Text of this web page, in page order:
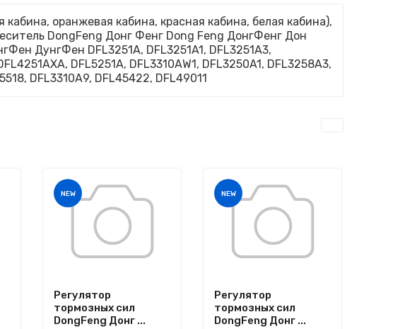
оранжевая кабина, красная кабина, белая кабина),
DongFeng Донг Фенг Dong Feng ДонгФенг Дон
ДунгФен DFL3251A, DFL3251A1, DFL3251A3,
DFL5251A, DFL3310AW1, DFL3250A1, DFL3258A3,
DFL3310A9, DFL45422, DFL49011
NEW
Регулятор
тормозных сил
DongFeng Донг ...
NEW
Регулятор
тормозных сил
DongFeng Донг ...